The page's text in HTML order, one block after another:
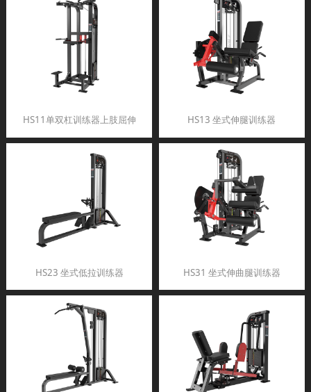
HS11单双杠训练器上肢屈伸 HS13 坐式伸腿训练器
HS23 坐式低拉训练器 HS31 坐式伸曲腿训练器